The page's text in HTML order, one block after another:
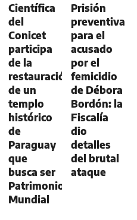
Científica
del
Conicet
participa
de la
restauración
de un
templo
histórico
de
Paraguay
que
busca ser
Patrimonio
Mundial
Prisión
preventiva
para el
acusado
por el
femicidio
de Débora
Bordón: la
Fiscalía
dio
detalles
del brutal
ataque